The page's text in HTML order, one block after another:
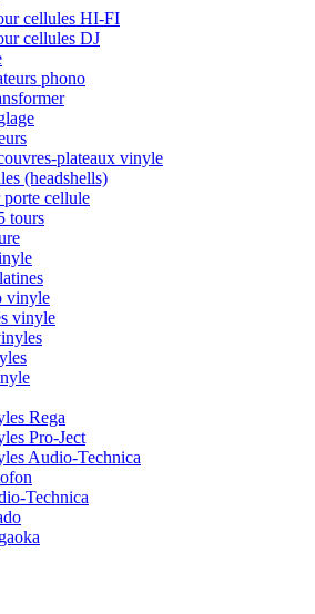
cellules HI-FI
cellules DJ
phono
plateaux vinyle
(headshells)
porte cellule
tours
vinyle
vinyle
Rega
Pro-Ject
Audio-Technica
Technica